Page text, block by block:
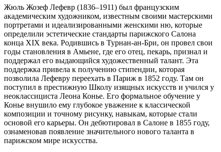
Жюль Жозеф Лефевр (1836–1911) был французским
академическим художником, известным своими мастерскими
портретами и идеализированными женскими ню, которые
определили эстетические стандарты парижского Салона
конца XIX века. Родившись в Турнан-ан-Бри, он провел свои
годы становления в Амьене, где его отец, пекарь, признал и
поддержал его выдающийся художественный талант. Эта
поддержка привела к получению стипендии, которая
позволила Лефевру переехать в Париж в 1852 году. Там он
поступил в престижную Школу изящных искусств и учился у
неоклассициста Леона Конье. Его формальное обучение у
Конье внушило ему глубокое уважение к классической
композиции и точному рисунку, навыкам, которые стали
основой его карьеры. Он дебютировал в Салоне в 1855 году,
ознаменовав появление значительного нового таланта в
парижском мире искусства.